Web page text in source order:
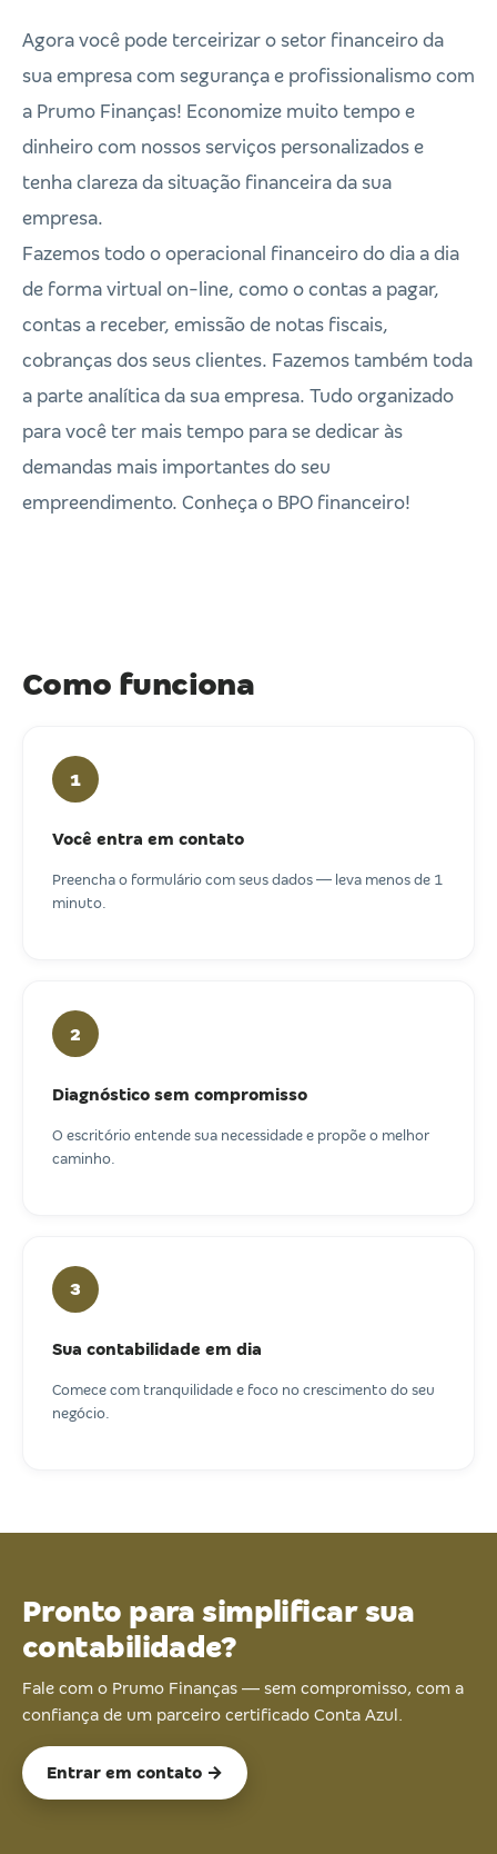
Agora você pode terceirizar o setor financeiro da
sua empresa com segurança e profissionalismo com
a Prumo Finanças! Economize muito tempo e
dinheiro com nossos serviços personalizados e
tenha clareza da situação financeira da sua
empresa.
Fazemos todo o operacional financeiro do dia a dia
de forma virtual on-line, como o contas a pagar,
contas a receber, emissão de notas fiscais,
cobranças dos seus clientes. Fazemos também toda
a parte analítica da sua empresa. Tudo organizado
para você ter mais tempo para se dedicar às
demandas mais importantes do seu
empreendimento. Conheça o BPO financeiro!
Como funciona
1
Você entra em contato
Preencha o formulário com seus dados — leva menos de 1
minuto.
2
Diagnóstico sem compromisso
O escritório entende sua necessidade e propõe o melhor
caminho.
3
Sua contabilidade em dia
Comece com tranquilidade e foco no crescimento do seu
negócio.
Pronto para simplificar sua
contabilidade?
Fale com o Prumo Finanças — sem compromisso, com a
confiança de um parceiro certificado Conta Azul.
Entrar em contato →